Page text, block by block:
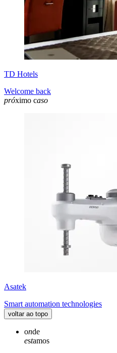
TD Hotels
Welcome back
próximo caso
Asatek
Smart automation technologies
voltar ao topo
onde
estamos